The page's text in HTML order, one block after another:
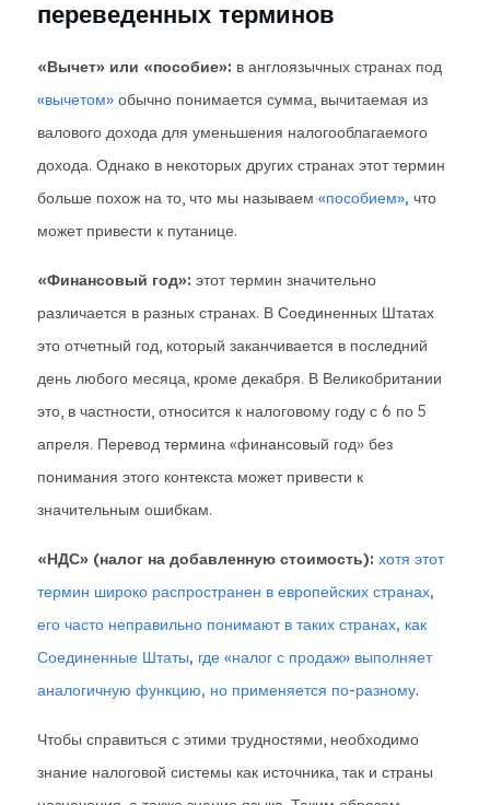
переведенных терминов
«Вычет» или «пособие»: в англоязычных странах под
«вычетом» обычно понимается сумма, вычитаемая из
валового дохода для уменьшения налогооблагаемого
дохода. Однако в некоторых других странах этот термин
больше похож на то, что мы называем «пособием», что
может привести к путанице.
«Финансовый год»: этот термин значительно
различается в разных странах. В Соединенных Штатах
это отчетный год, который заканчивается в последний
день любого месяца, кроме декабря. В Великобритании
это, в частности, относится к налоговому году с 6 по 5
апреля. Перевод термина «финансовый год» без
понимания этого контекста может привести к
значительным ошибкам.
«НДС» (налог на добавленную стоимость): хотя этот
термин широко распространен в европейских странах,
его часто неправильно понимают в таких странах, как
Соединенные Штаты, где «налог с продаж» выполняет
аналогичную функцию, но применяется по-разному.
Чтобы справиться с этими трудностями, необходимо
знание налоговой системы как источника, так и страны